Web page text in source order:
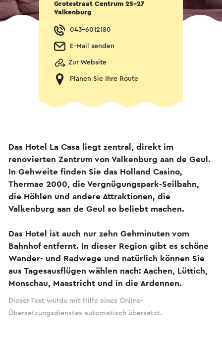
Grotestraat Centrum 25-27
Valkenburg
043-6012180
E-Mail senden
Zur Website
Planen Sie Ihre Route
Das Hotel La Casa liegt zentral, direkt im
renovierten Zentrum von Valkenburg aan de Geul.
In Gehweite finden Sie das Holland Casino,
Thermae 2000, die Vergnügungspark-Seilbahn,
die Höhlen und andere Attraktionen, die
Valkenburg aan de Geul so beliebt machen.
Das Hotel ist auch nur zehn Gehminuten vom
Bahnhof entfernt. In dieser Region gibt es schöne
Wander- und Radwege und natürlich können Sie
aus Tagesausflügen wählen nach: Aachen, Lüttich,
Monschau, Maastricht und in die Ardennen.
Dieser Text wurde mit Hilfe eines Online-
Übersetzungsdienstes automatisch übersetzt.